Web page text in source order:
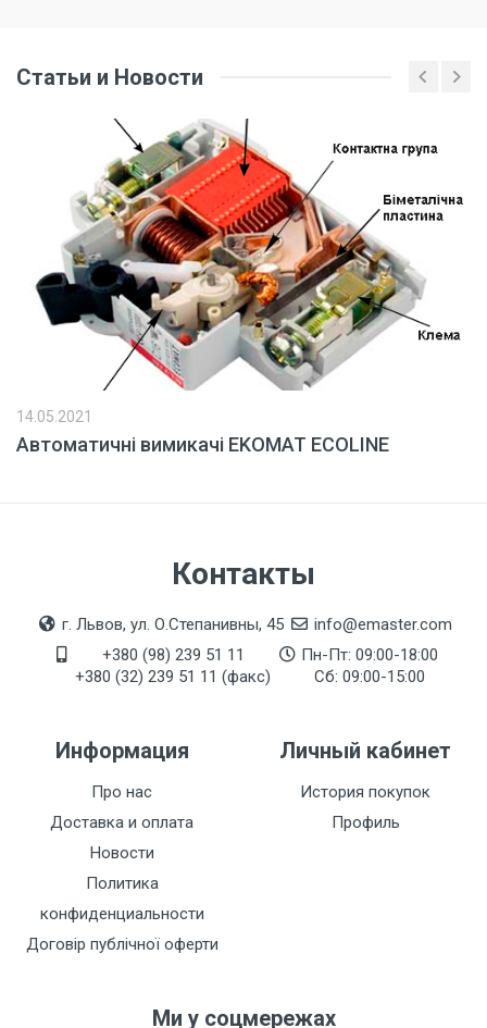
Статьи и Новости
Автоматичні вимикачі EKOMAT ECOLINE
14.05.2021
Контакты
г. Львов, ул. О.Степанивны, 45
info@emaster.com
+380 (98) 239 51 11
+380 (32) 239 51 11 (факс)
Пн-Пт: 09:00-18:00
Сб: 09:00-15:00
Информация
Про нас
Доставка и оплата
Новости
Политика
конфиденциальности
Договір публічної оферти
Личный кабинет
История покупок
Профиль
Ми у соцмережах